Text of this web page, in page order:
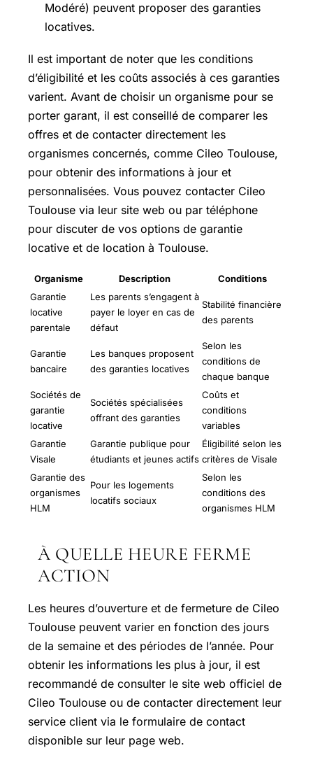
Modéré) peuvent proposer des garanties
locatives.
Il est important de noter que les conditions
d’éligibilité et les coûts associés à ces garanties
varient. Avant de choisir un organisme pour se
porter garant, il est conseillé de comparer les
offres et de contacter directement les
organismes concernés, comme Cileo Toulouse,
pour obtenir des informations à jour et
personnalisées. Vous pouvez contacter Cileo
Toulouse via leur site web ou par téléphone
pour discuter de vos options de garantie
locative et de location à Toulouse.
Organisme Description
Conditions
Garantie
locative
parentale
Les parents s’engagent à
payer le loyer en cas de
défaut
Stabilité financière
des parents
Garantie
bancaire
Les banques proposent
des garanties locatives
Selon les
conditions de
chaque banque
Sociétés de
garantie
locative
Sociétés spécialisées
offrant des garanties
Coûts et
conditions
variables
Garantie
Visale
Garantie publique pour
étudiants et jeunes actifs
Éligibilité selon les
critères de Visale
Garantie des
organismes
HLM
Pour les logements
locatifs sociaux
Selon les
conditions des
organismes HLM
À QUELLE HEURE FERME
ACTION
Les heures d’ouverture et de fermeture de Cileo
Toulouse peuvent varier en fonction des jours
de la semaine et des périodes de l’année. Pour
obtenir les informations les plus à jour, il est
recommandé de consulter le site web officiel de
Cileo Toulouse ou de contacter directement leur
service client via le formulaire de contact
disponible sur leur page web.